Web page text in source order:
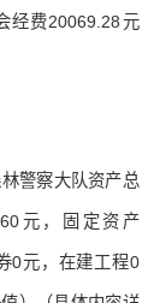
经费20069.28元
警察大队资产总
元，固定资产
0元，在建工程0